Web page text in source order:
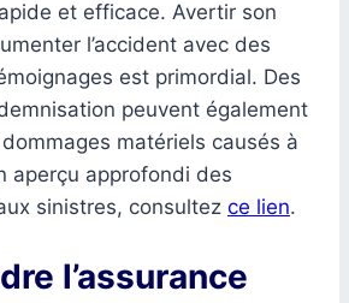
et efficace. Avertir son
l’accident avec des
est primordial. Des
peuvent également
matériels causés à
aperçu approfondi des
sinistres, consultez ce lien.
l’assurance